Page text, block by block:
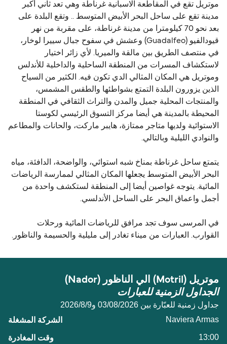
موتريل تقع في المقاطعة الاسبانية غرناطة وهي تعد ثاني أكبر
مدينة تقع على ساحل البحر الأبيض المتوسط ​​.. وتقع البلدة على
بعد نحو 70 كيلومترا من مدينة غرناطة، على مقربة من نهر
قيودالفيو (Guadalfeo) وعشش في سفوح جبال سييرا لوخار،
في منتصف الطريق بين مالقة والميريا. لأي زائر اختيار
لاستكشاف المسرات من المنطقة الساحلية والداخلية للأندلس
وموتريل هي المكان المثالي الدي تكون فيه. الكثير من السياح
الذين يزورون البلدة التمتع بشواطئها والطقس المشمس،
والمنتجات المحلية جميل والمدن والتراث الثقافي في المنطقة
المحيطة بالمدينة هي أيضا مركز التسوق الرئيسي لكوستا
الاستوائية ولديها متاجر ممتازة، هايبر ماركت، والحانات والمطاعم
والنوادي الليلية وبالتالي.
يتمتع ساحل غرناطة بمناخ شبه استوائي، والواضحة، الدافئة، مياه
البحر الأبيض المتوسط ​​يجعلها المكان المثالي لممارسة الرياضات
المائية. يتوجه غواصين أيضا إلى المنطقة لستكشف واحدة من
أجمل واعماق البحر على الساحل الأندلسي.
في المرسى سوف تجد مرافق للرياضات المائية ورحلات
القوارب. العبارات من ميناء تغادر إلى مليلية والحسيمة والناظور.
موتريل (Motril) الي الناظور (Nador)
الجداول الزمنية للعبارات
جداول زمنية للعبّارة بين 03/08/2026 و9‏/8‏/2026
Naviera Armas
13:00